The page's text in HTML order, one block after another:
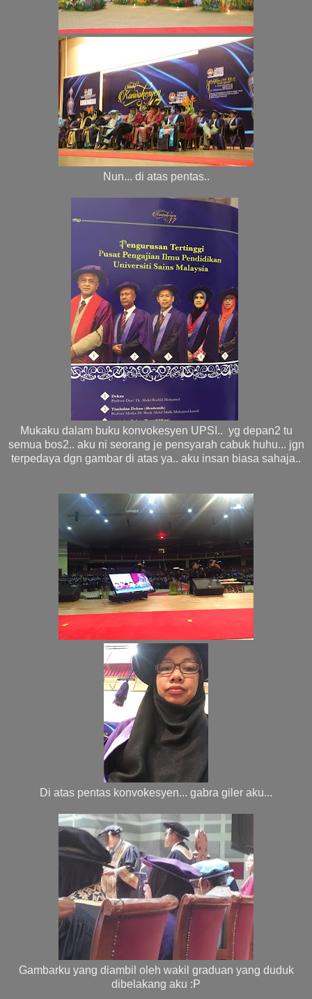
Nun... di atas pentas..
Mukaku dalam buku konvokesyen UPSI.. yg depan2 tu
semua bos2.. aku ni seorang je pensyarah cabuk huhu... jgn
terpedaya dgn gambar di atas ya.. aku insan biasa sahaja..
Di atas pentas konvokesyen... gabra giler aku...
Gambarku yang diambil oleh wakil graduan yang duduk
dibelakang aku :P